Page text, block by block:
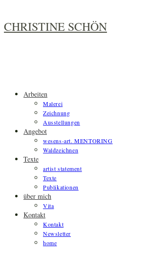
springen
CHRISTINE SCHÖN
Arbeiten
Malerei
Zeichnung
Ausstellungen
Angebot
wesens-art. MENTORING
Waldzeichnen
Texte
artist statement
Texte
Publikationen
über mich
Vita
Kontakt
Kontakt
Newsletter
home